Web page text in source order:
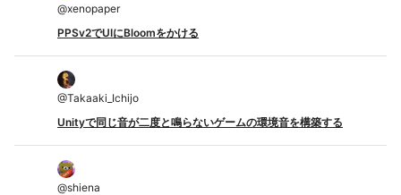
@xenopaper
PPSv2でUIにBloomをかける
@Takaaki_Ichijo
Unityで同じ音が二度と鳴らないゲームの環境音を構築する
@shiena